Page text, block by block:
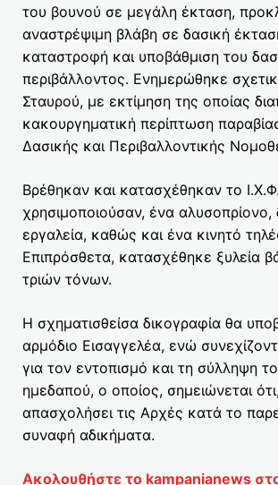
του βουνού σε μεγάλη έκταση,
αναστρέψιμη βλάβη σε δασική
καταστροφή και υποβάθμιση του
περιβάλλοντος. Ενημερώθηκε
Σταυρού, με εκτίμηση της οποίας
κακουργηματική περίπτωση
Δασικής και Περιβαλλοντικής
Βρέθηκαν και κατασχέθηκαν το
χρησιμοποιούσαν, ένα αλυσοπρίονο,
εργαλεία, καθώς και ένα κινητό
Επιπρόσθετα, κατασχέθηκε ξυλεία
τριών τόνων.
Η σχηματισθείσα δικογραφία θα
αρμόδιο Εισαγγελέα, ενώ
για τον εντοπισμό και τη σύλληψη
ημεδαπού, ο οποίος, σημειώνεται
απασχολήσει τις Αρχές κατά το
συναφή αδικήματα.
Ακολουθήστε το kampanianews